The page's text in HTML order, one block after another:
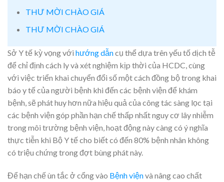
THƯ MỜI CHÀO GIÁ
THƯ MỜI CHÀO GIÁ
Sở Y tế kỳ vọng với hướng dẫncụ thể dựa trên yếu tố dịch tễ
để chỉ định cách ly và xét nghiệm kịp thời của HCDC, cùng
với việc triển khai chuyển đổi số một cách đồng bộ trong khai
báo y tế của người bệnh khi đến các bệnh viện để khám
bệnh, sẽ phát huy hơn nữa hiệu quả của công tác sàng lọc tại
các bệnh viện góp phần hạn chế thấp nhất nguy cơ lây nhiễm
trong môi trường bệnh viện, hoạt động này càng có ý nghĩa
thực tiễn khi Bộ Y tế cho biết có đến 80% bệnh nhân không
có triệu chứng trong đợt bùng phát này.
Để hạn chế ùn tắc ở cổng vào Bệnh việnvà nâng cao chất